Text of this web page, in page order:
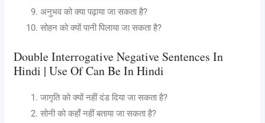
अनुभव को क्या पढ़ाया जा सकता है?
सोहन को क्यों पानी पिलाया जा सकता है?
Double Interrogative Negative Sentences In
Hindi | Use Of Can Be In Hindi
जागृति को क्यों नहीं दंड दिया जा सकता है?
सोनी को कहाँ नहीं बताया जा सकता है?